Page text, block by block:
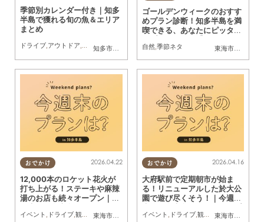
知多市
, 半田市 常滑市,南知多町
季節別カレンダー付き｜知多
半島で獲れる旬の魚＆エリア
まとめ
ドライブ,アウトドア,自然,季節ネタ 東海市大府市
ゴールデンウィークのおすす
めプラン診断！知多半島を満
喫できる、あなたにピッタリ
版】
自然,季節ネタ
おでかけ
東海市
,大府市 知多市,常滑市 ,南知多町
2026.04.22
12,000本のロケット花火が
打ち上がる！ステーキや麻辣
湯のお店も続々オープン｜今
週末、知多半島でおすすめの
プラン【4/25(土)・26(日)】
イベント , ドライブ,観光 自然,まちネタ 季節ネタ,まとめ記事,親子, 家族
おでかけ
東海市
,大府市
2026.04.16
大府駅前で定期朝市が始ま
る！リニューアルした於大公
園で遊び尽くそう！｜今週
末、知多半島でおすすめのプ
ラン【4/18(土)・19(日)】
イベント , ドライブ,観光 自然,まちネタ